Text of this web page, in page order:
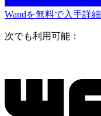
Wandを無料で入手詳細
次でも利用可能：